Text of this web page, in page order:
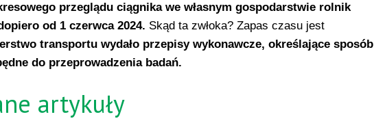
przeglądu ciągnika we własnym gospodarstwie rolnik
od 1 czerwca 2024. Skąd ta zwłoka? Zapas czasu jest
transportu wydało przepisy wykonawcze, określające sposób
do przeprowadzenia badań.
artykuły